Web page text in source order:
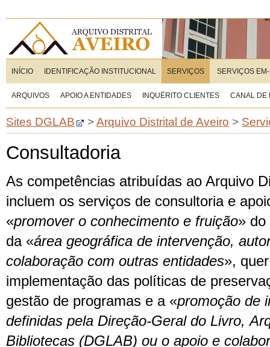
INÍCIO IDENTIFICAÇÃO INSTITUCIONAL SERVIÇOS SERVIÇOS
ARQUIVOS APOIO A ENTIDADES INQUÉRITO CLIENTES CANAL DE
Sites DGLAB >Arquivo Distrital de Aveiro >
Consultadoria
As competências atribuídas ao Arquivo
incluem os serviços de consultoria e
«promover o conhecimento e fruição» do
da «área geográfica de intervenção,
colaboração com outras entidades»,
implementação das políticas de
gestão de programas e a «promoção de
definidas pela Direção-Geral do Livro,
Bibliotecas (DGLAB) ou o apoio e